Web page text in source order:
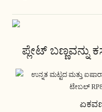
ಪ್ಲೇಟ್ ಬಣ್ಣವನ್ನು